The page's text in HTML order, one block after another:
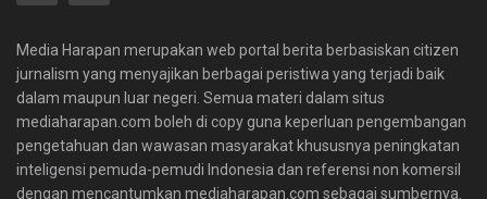
Media Harapan merupakan web portal berita berbasiskan citizen
jurnalism yang menyajikan berbagai peristiwa yang terjadi baik
dalam maupun luar negeri. Semua materi dalam situs
mediaharapan.com boleh di copy guna keperluan pengembangan
pengetahuan dan wawasan masyarakat khususnya peningkatan
inteligensi pemuda-pemudi Indonesia dan referensi non komersil
dengan mencantumkan mediaharapan.com sebagai sumbernya.